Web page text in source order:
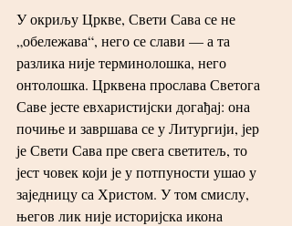
У окриљу Цркве, Свети Сава се не
„обележава“, него се слави — а та
разлика није терминолошка, него
онтолошка. Црквена прослава Светога
Саве јесте евхаристијски догађај: она
почиње и завршава се у Литургији, јер
је Свети Сава пре свега светитељ, то
јест човек који је у потпуности ушао у
заједницу са Христом. У том смислу,
његов лик није историјска икона